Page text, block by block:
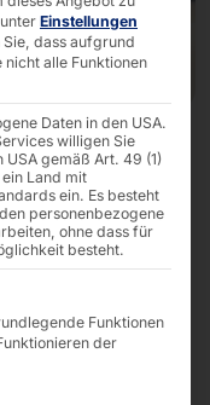
für die
IoT-
Einstellungen
dass aufgrund
alle Funktionen
Daten in den USA.
willigen Sie
gemäß Art. 49 (1)
ein Land mit
ein. Es besteht
personenbezogene
ohne dass für
besteht.
für die eine
Funktionen
der